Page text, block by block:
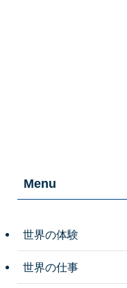
Menu
世界の体験
世界の仕事